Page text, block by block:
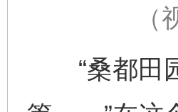
（
“桑都田